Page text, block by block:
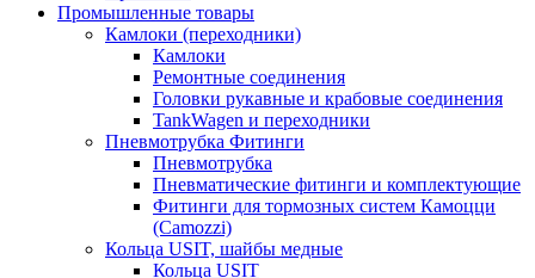
Промышленные товары
Камлоки (переходники)
Камлоки
Ремонтные соединения
Головки рукавные и крабовые соединения
TankWagen и переходники
Пневмотрубка Фитинги
Пневмотрубка
Пневматические фитинги и комплектующие
Фитинги для тормозных систем Камоцци
(Camozzi)
Кольца USIT, шайбы медные
Кольца USIT